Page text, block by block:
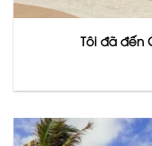
Tôi đã đến